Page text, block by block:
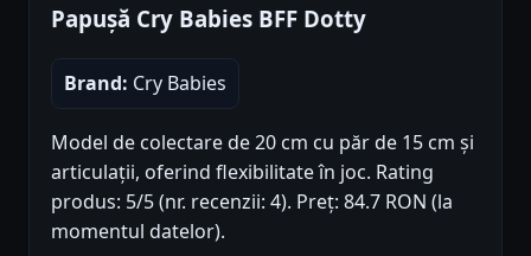
Papușă Cry Babies BFF Dotty
Brand: Cry Babies
Model de colectare de 20 cm cu păr de 15 cm și
articulații, oferind flexibilitate în joc. Rating
produs: 5/5 (nr. recenzii: 4). Preț: 84.7 RON (la
momentul datelor).